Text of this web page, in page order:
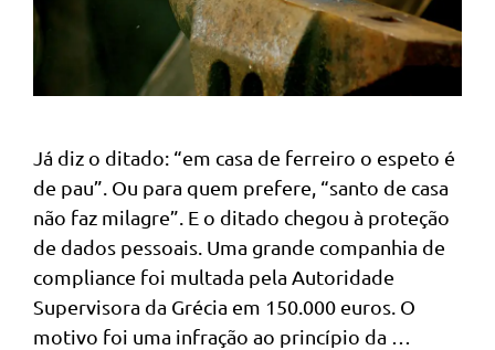
Já diz o ditado: “em casa de ferreiro o espeto é
de pau”. Ou para quem prefere, “santo de casa
não faz milagre”. E o ditado chegou à proteção
de dados pessoais. Uma grande companhia de
compliance foi multada pela Autoridade
Supervisora da Grécia em 150.000 euros. O
motivo foi uma infração ao princípio da …